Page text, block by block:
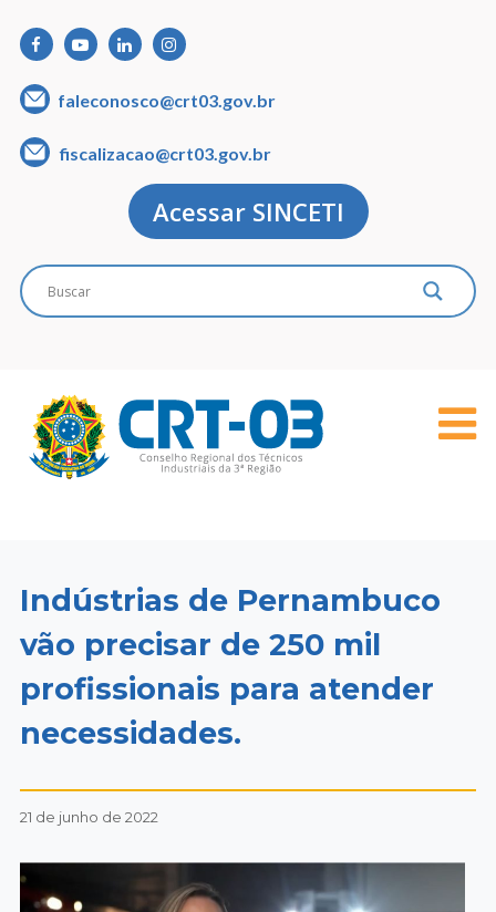
faleconosco@crt03.gov.br
fiscalizacao@crt03.gov.br
Acessar SINCETI
Indústrias de Pernambuco
vão precisar de 250 mil
profissionais para atender
necessidades.
21 de junho de 2022